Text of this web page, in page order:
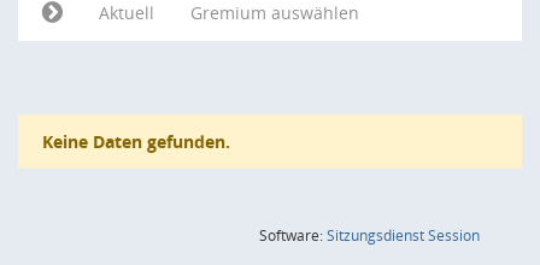
Aktuell
Gremium auswählen
Keine Daten gefunden.
Software:SitzungsdienstSession(Wird in